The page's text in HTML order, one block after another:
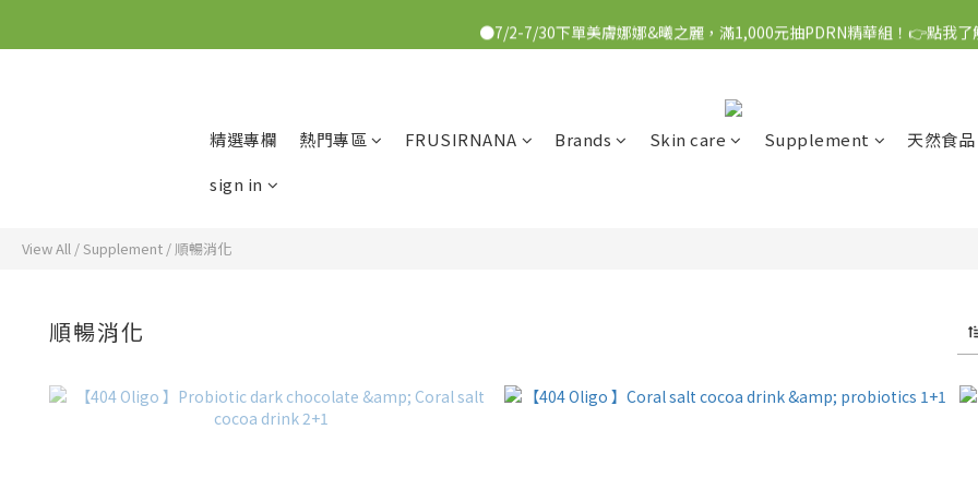
●7/2-7/30下單美膚娜娜&曦之麗，滿1,000元抽PDRN精華組！👉點我了
●7/2-7/30下單美膚娜娜&曦之麗，滿1,000元抽PDRN精華組！👉點我了
●每3,000點可以折抵NT$100
精選專欄 熱門專區 FRUSIRNANA Brands Skin care Supplement
天然食品
sign in
View All /Supplement / 順暢消化
順暢消化